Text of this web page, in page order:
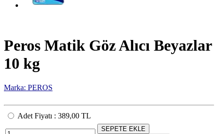
Peros Matik Göz Alıcı Beyazlar
10 kg
Marka: PEROS
Adet Fiyatı : 389,00 TL
SEPETE EKLE